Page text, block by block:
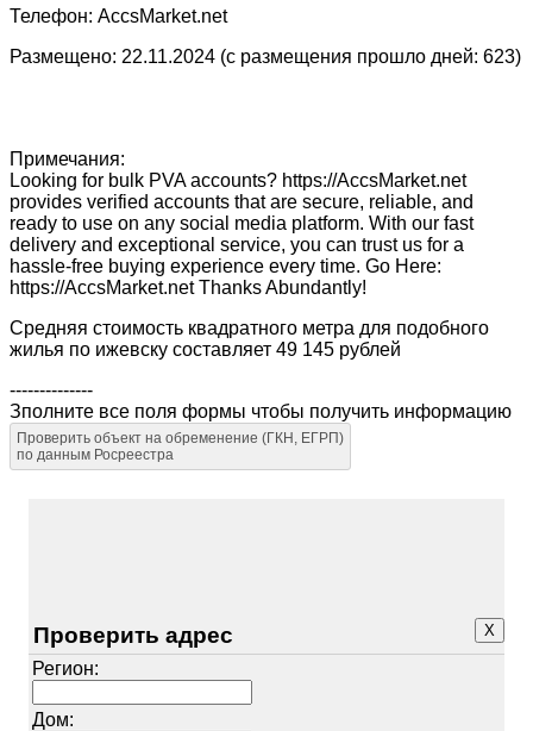
Телефон: AccsMarket.net
Размещено: 22.11.2024 (с размещения прошло дней: 623)
Примечания:
Looking for bulk PVA accounts? https://AccsMarket.net
provides verified accounts that are secure, reliable, and
ready to use on any social media platform. With our fast
delivery and exceptional service, you can trust us for a
hassle-free buying experience every time. Go Here:
https://AccsMarket.net Thanks Abundantly!
Средняя стоимость квадратного метра для подобного
жилья по ижевску составляет 49 145 рублей
--------------
Зполните все поля формы чтобы получить информацию
Проверить объект на обременение (ГКН, ЕГРП)
по данным Росреестра
X
Проверить адрес
Регион:
Дом: